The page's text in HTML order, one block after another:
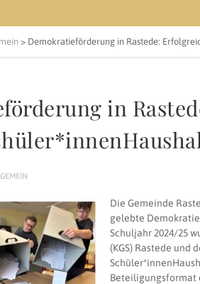
> Demokratieförderung in Rastede:
in
Die Gemeinde
gelebte
Schuljahr 2024/25
(KGS) Rastede und
Beteiligungsformat